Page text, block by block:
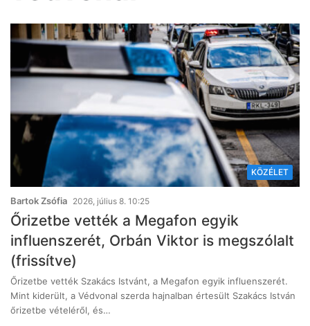
KÖZÉLET
Bartok Zsófia 2026, július 8. 10:25
Őrizetbe vették a Megafon egyik
influenszerét, Orbán Viktor is megszólalt
(frissítve)
Őrizetbe vették Szakács Istvánt, a Megafon egyik influenszerét.
Mint kiderült, a Védvonal szerda hajnalban értesült Szakács István
őrizetbe vételéről, és…